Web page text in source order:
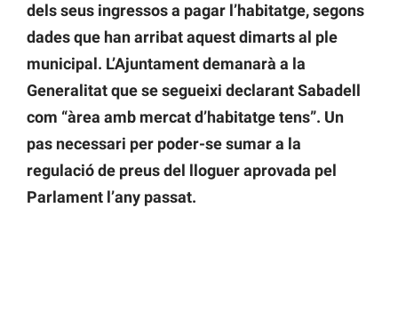
dels seus ingressos a pagar l’habitatge, segons
dades que han arribat aquest dimarts al ple
municipal. L’Ajuntament demanarà a la
Generalitat que se segueixi declarant Sabadell
com “àrea amb mercat d’habitatge tens”. Un
pas necessari per poder-se sumar a la
regulació de preus del lloguer aprovada pel
Parlament l’any passat.